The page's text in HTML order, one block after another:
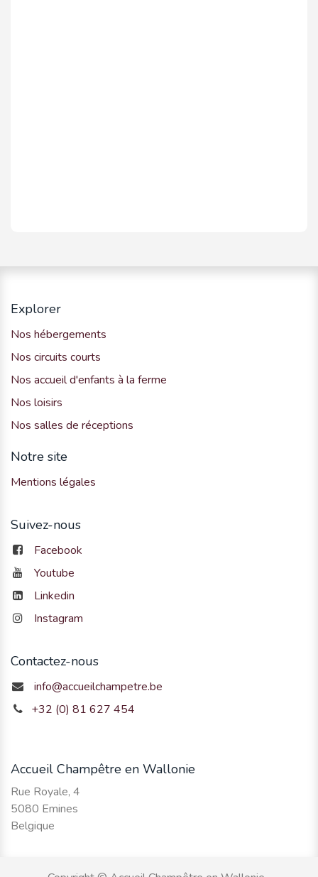
Explorer
Nos hébergements
Nos circuits courts
Nos accueil d'enfants à la ferme
Nos loisirs
Nos salles de réceptions
Notre site
Mentions légales
Suivez-nous
Facebook
Youtube
Linkedin
Instagram
Contactez-nous
info@accueilchampetre.be
+32 (0) 81 627 454
Accueil Champêtre en Wallonie
Rue Royale, 4
5080 Emines
Belgique